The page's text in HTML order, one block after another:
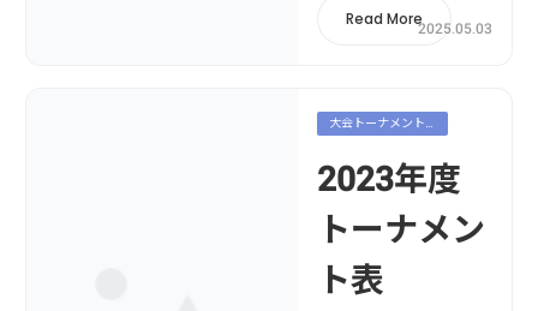
2025.05.03
DREAM CUP Jr.
ウンド第４回フレンド
リーカップ2...
Read More
大会トーナメント
2023年度
トーナメン
ト表